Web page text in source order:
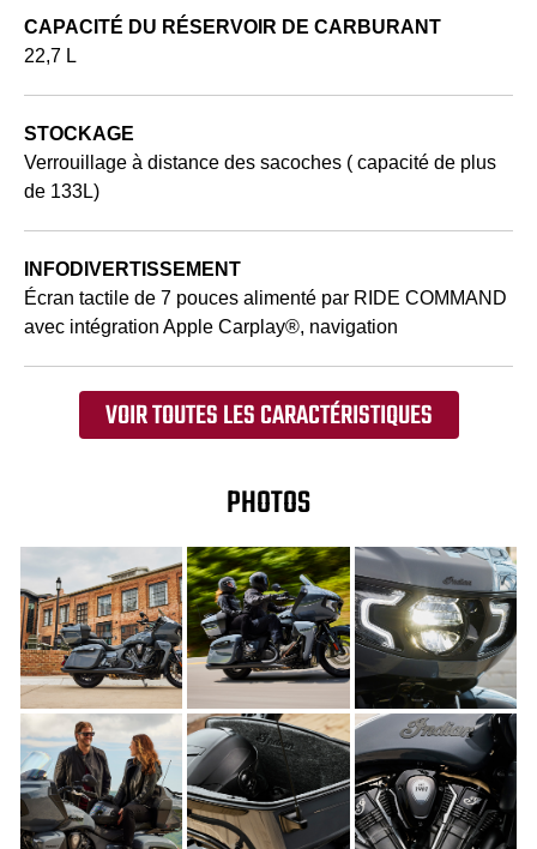
CAPACITÉ DU RÉSERVOIR DE CARBURANT
22,7 L
STOCKAGE
Verrouillage à distance des sacoches ( capacité de plus
de 133L)
INFODIVERTISSEMENT
Écran tactile de 7 pouces alimenté par RIDE COMMAND
avec intégration Apple Carplay®, navigation
VOIR TOUTES LES CARACTÉRISTIQUES
PHOTOS